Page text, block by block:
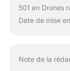
501 en Drones
Date de mise
Note de la